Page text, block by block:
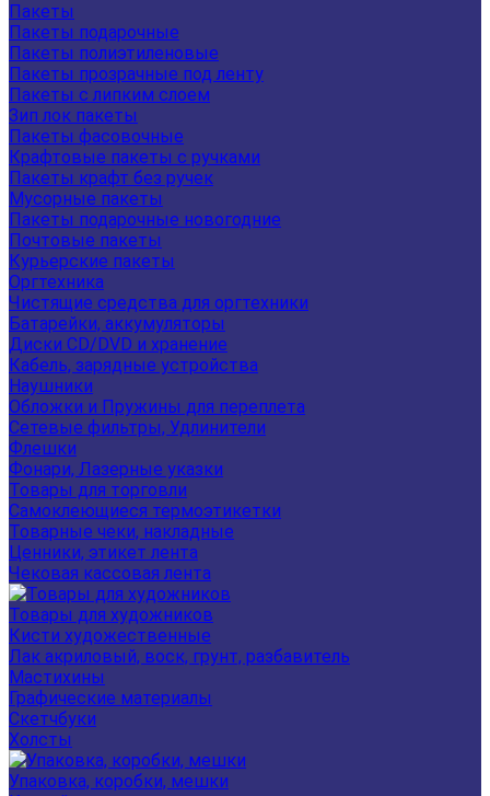
Пакеты
Пакеты подарочные
Пакеты полиэтиленовые
Пакеты прозрачные под ленту
Пакеты с липким слоем
Зип лок пакеты
Пакеты фасовочные
Крафтовые пакеты с ручками
Пакеты крафт без ручек
Мусорные пакеты
Пакеты подарочные новогодние
Почтовые пакеты
Курьерские пакеты
Оргтехника
Чистящие средства для оргтехники
Батарейки, аккумуляторы
Диски CD/DVD и хранение
Кабель, зарядные устройства
Наушники
Обложки и Пружины для переплета
Сетевые фильтры, Удлинители
Флешки
Фонари, Лазерные указки
Товары для торговли
Самоклеющиеся термоэтикетки
Товарные чеки, накладные
Ценники, этикет лента
Чековая кассовая лента
Товары для художников
Кисти художественные
Лак акриловый, воск, грунт, разбавитель
Мастихины
Графические материалы
Скетчбуки
Холсты
Упаковка, коробки, мешки